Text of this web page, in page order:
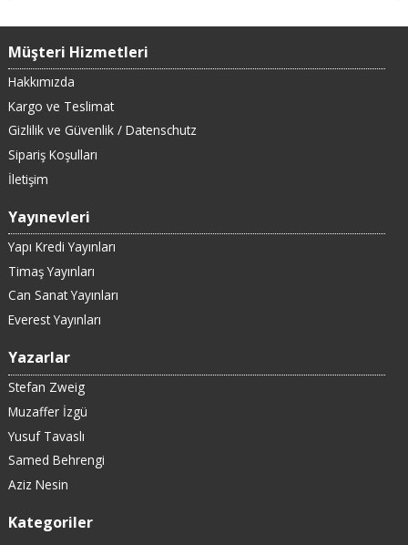
Müşteri Hizmetleri
Hakkımızda
Kargo ve Teslimat
Gizlilik ve Güvenlik / Datenschutz
Sipariş Koşulları
İletişim
Yayınevleri
Yapı Kredi Yayınları
Timaş Yayınları
Can Sanat Yayınları
Everest Yayınları
Yazarlar
Stefan Zweig
Muzaffer İzgü
Yusuf Tavaslı
Samed Behrengi
Aziz Nesin
Kategoriler